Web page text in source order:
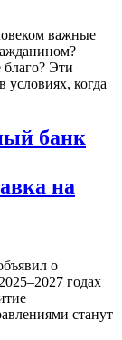
важные
Эти
условиях, когда
банк
на
о
годах
станут